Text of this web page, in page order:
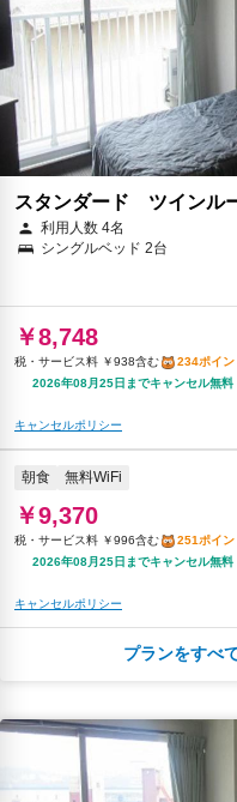
スタンダード ツインル
利用人数 4名
シングルベッド 2台
￥8,748
税・サービス料 ￥938含む
234ポイン
2026年08月25日までキャンセル無料
キャンセルポリシー
朝食 無料WiFi
￥9,370
税・サービス料 ￥996含む
251ポイン
2026年08月25日までキャンセル無料
キャンセルポリシー
無料WiFi
税・サービス料 ￥1,109含む
285ポイ
2026年08月25日までキャンセル無料
キャンセルポリシー
プランをすべ